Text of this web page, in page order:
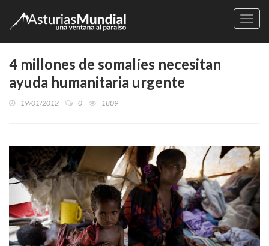
4 millones de somalíes necesitan
ayuda humanitaria urgente
19/01/2012 0 1809